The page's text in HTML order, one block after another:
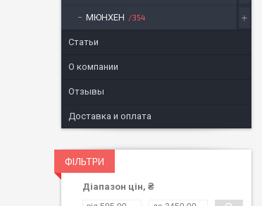
МЮНХЕН 354
Статьи
О компании
Отзывы
Доставка и оплата
ФІЛЬТРИ
Діапазон цін, ₴